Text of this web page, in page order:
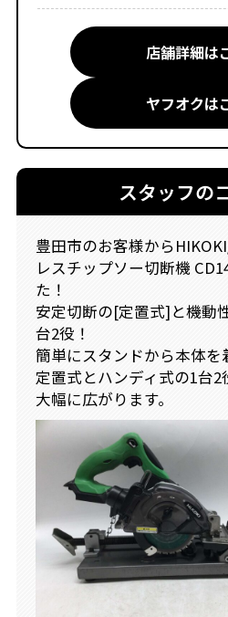
店舗詳細は
ヤフオクは
スタッフの
豊田市のお客様から
レスチップソー切断機
た！
安定切断の[定置式]と機動
台2役！
簡単にスタンドから本体を
定置式とハンディ式の1台
大幅に広がります。